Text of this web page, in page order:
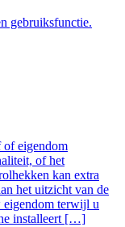
gebruiksfunctie.
eigendom
of het
kan extra
het uitzicht van de
eigendom terwijl u
installeert […]